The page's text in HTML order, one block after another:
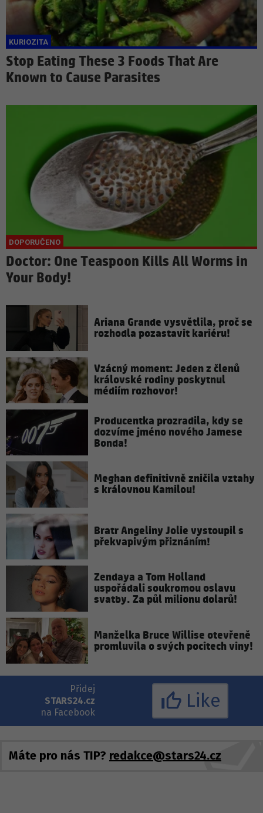
Stop Eating These 3 Foods That Are
Known to Cause Parasites
Doctor: One Teaspoon Kills All Worms in
Your Body!
Ariana Grande vysvětlila, proč se
rozhodla pozastavit kariéru!
Vzácný moment: Jeden z členů
královské rodiny poskytnul
médiím rozhovor!
Producentka prozradila, kdy se
dozvíme jméno nového Jamese
Bonda!
Meghan definitivně zničila vztahy
s královnou Kamilou!
Bratr Angeliny Jolie vystoupil s
překvapivým přiznáním!
Zendaya a Tom Holland
uspořádali soukromou oslavu
svatby. Za půl milionu dolarů!
Manželka Bruce Willise otevřeně
promluvila o svých pocitech viny!
Přidej
STARS24.cz
na Facebook
Like
Máte pro nás TIP? redakce@stars24.cz